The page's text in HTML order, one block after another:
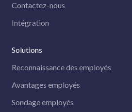
Contactez-nous
Intégration
Solutions
Reconnaissance des employés
Avantages employés
Sondage employés